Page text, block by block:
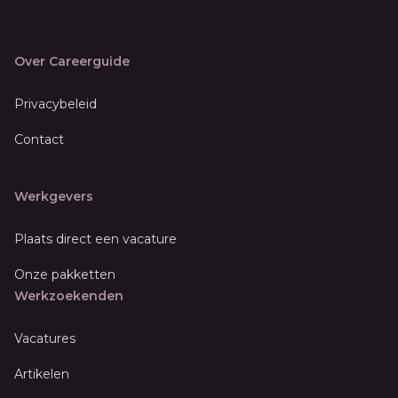
Over Careerguide
Privacybeleid
Contact
Werkgevers
Plaats direct een vacature
Onze pakketten
Werkzoekenden
Vacatures
Artikelen